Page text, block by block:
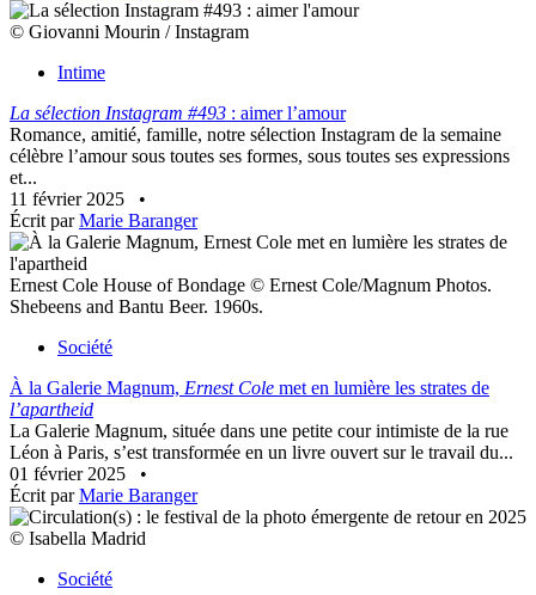
© Giovanni Mourin / Instagram
Intime
La sélection Instagram #493 : aimer l’amour
Romance, amitié, famille, notre sélection Instagram de la semaine
célèbre l’amour sous toutes ses formes, sous toutes ses expressions
et...
11 février 2025
•
Écrit parMarie Baranger
Ernest Cole House of Bondage © Ernest Cole/Magnum Photos.
Shebeens and Bantu Beer. 1960s.
Société
À la Galerie Magnum, Ernest Cole met en lumière les strates de
l’apartheid
La Galerie Magnum, située dans une petite cour intimiste de la rue
Léon à Paris, s’est transformée en un livre ouvert sur le travail du...
01 février 2025
•
Écrit parMarie Baranger
© Isabella Madrid
Société